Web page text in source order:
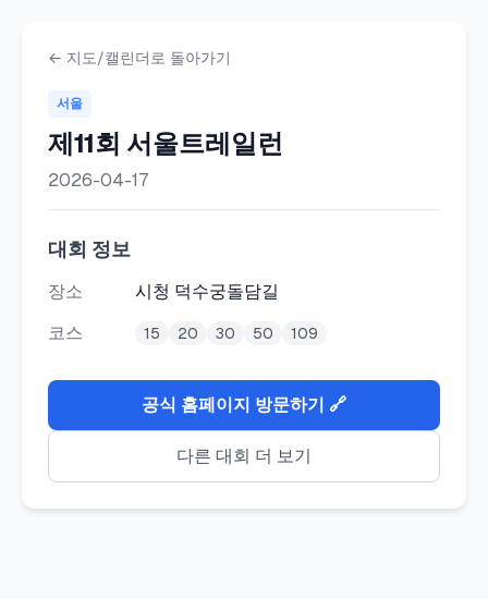
마라톤, 러닝 대회 일정을 달력과 지도 형식으로 한눈에 확인하
← 지도/캘린더로 돌아가기
서울
제11회 서울트레일런
2026-04-17
대회 정보
장소
시청 덕수궁돌담길
코스
15 20 30 50 109
공식 홈페이지 방문하기 🔗
다른 대회 더 보기